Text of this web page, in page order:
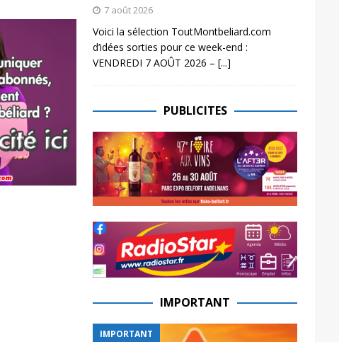
7 août 2026
Voici la sélection ToutMontbeliard.com
d’idées sorties pour ce week-end :
VENDREDI 7 AOÛT 2026 – [...]
PUBLICITES
IMPORTANT
IMPORTANT